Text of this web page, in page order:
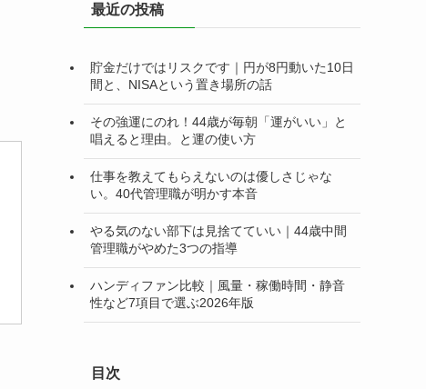
ー最近の投稿
貯金だけではリスクです｜円が8円動いた10日
間と、NISAという置き場所の話
その強運にのれ！44歳が毎朝「運がいい」と
唱えると理由。と運の使い方
仕事を教えてもらえないのは優しさじゃな
い。40代管理職が明かす本音
やる気のない部下は見捨てていい｜44歳中間
管理職がやめた3つの指導
ハンディファン比較｜風量・稼働時間・静音
性など7項目で選ぶ2026年版
目次